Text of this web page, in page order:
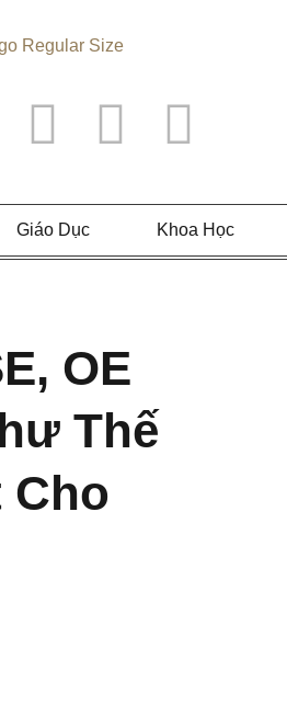
Giáo Dục Khoa Học
OE
Thế
Cho